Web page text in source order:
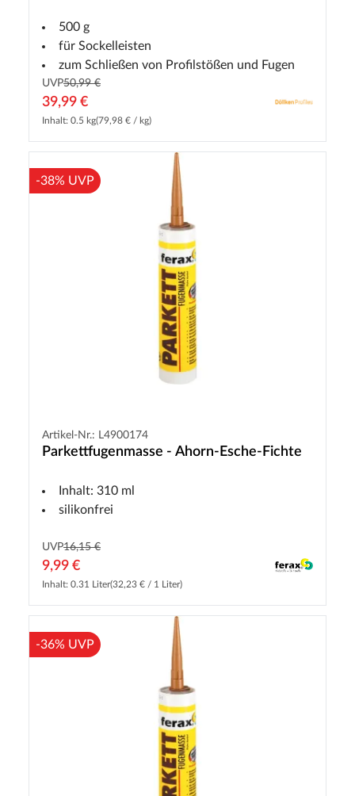
500 g
für Sockelleisten
zum Schließen von Profilstößen und Fugen
UVP50,99 €
39,99 €
Inhalt: 0.5 kg(79,98 € / kg)
-38% UVP
Artikel-Nr.: L4900174
Parkettfugenmasse - Ahorn-Esche-Fichte
Inhalt: 310 ml
silikonfrei
UVP16,15 €
9,99 €
Inhalt: 0.31 Liter(32,23 € / 1 Liter)
-36% UVP